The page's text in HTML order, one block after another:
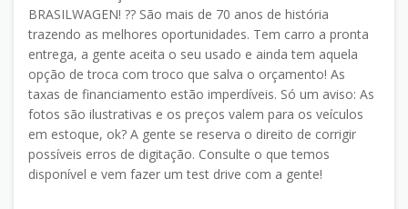
BRASILWAGEN! ?? São mais de 70 anos de história
trazendo as melhores oportunidades. Tem carro a pronta
entrega, a gente aceita o seu usado e ainda tem aquela
opção de troca com troco que salva o orçamento! As
taxas de financiamento estão imperdíveis. Só um aviso: As
fotos são ilustrativas e os preços valem para os veículos
em estoque, ok? A gente se reserva o direito de corrigir
possíveis erros de digitação. Consulte o que temos
disponível e vem fazer um test drive com a gente!